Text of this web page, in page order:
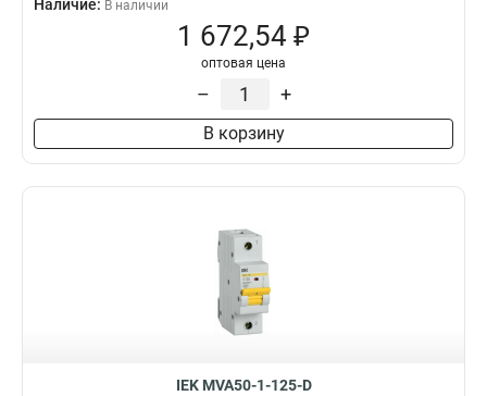
Наличие: В наличии
1 672,54 ₽
оптовая цена
– +
В корзину
IEK MVA50-1-125-D